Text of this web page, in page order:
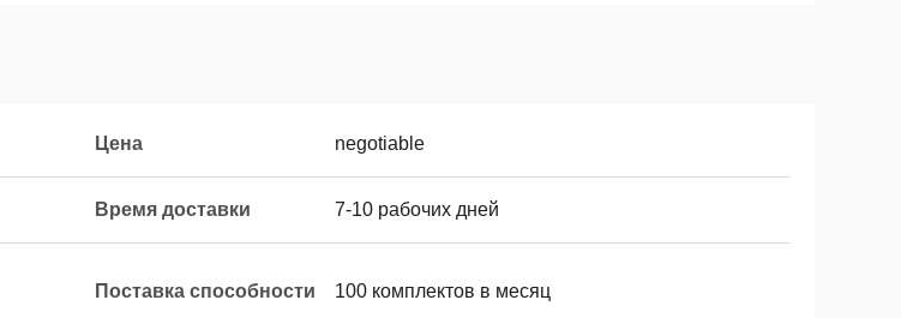
Цена negotiable
Время доставки 7-10 рабочих дней
Поставка способности 100 комплектов в месяц